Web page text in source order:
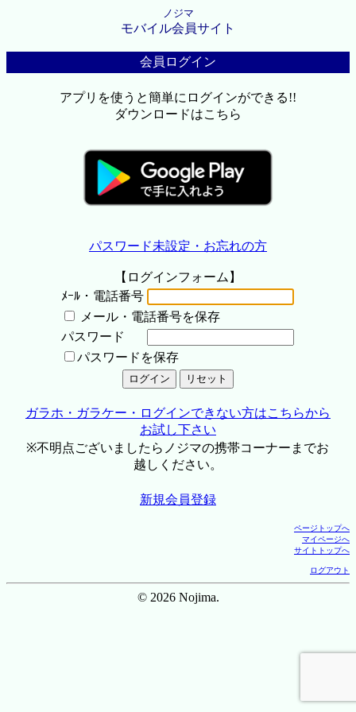
ノジマ
モバイル会員サイト
会員ログイン
アプリを使うと簡単にログインができる!!
ダウンロードはこちら
パスワード未設定・お忘れの方
【ログインフォーム】
ﾒｰﾙ・電話番号
メール・電話番号を保存
パスワード
パスワードを保存
ガラホ・ガラケー・ログインできない方はこちらから
お試し下さい
※不明点ございましたらノジマの携帯コーナーまでお
越しください。
新規会員登録
ページトップへ
マイページへ
サイトトップへ
ログアウト
© 2026 Nojima.